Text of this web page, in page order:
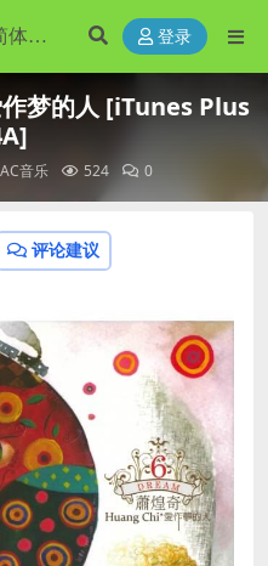
登录
梦的人 [iTunes Plus
音乐 524 0
评论建议